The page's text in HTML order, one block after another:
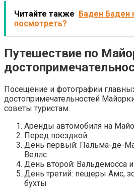
Читайте также Баден Баден
посмотреть?
Путешествие по
Посещение и фотографии
достопримечательностей
советы туристам.
Аренды автомобиля на
Перед поездкой
День первый: Пальма-де-
Веллс
День второй: Вальдемосса
День третий: пещеры Амс,
бухты